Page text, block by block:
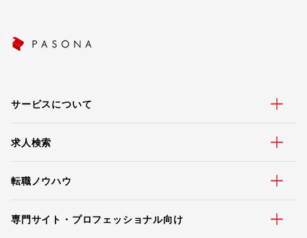
サービスについて
求人検索
転職ノウハウ
専門サイト・プロフェッショナル向け